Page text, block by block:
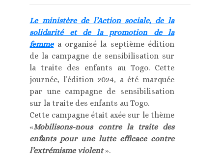
Le ministère de l’Action sociale, de la
solidarité et de la promotion de la
femmea organisé la septième édition
de la campagne de sensibilisation sur
la traite des enfants au Togo. Cette
journée, l’édition 2024, a été marquée
par une campagne de sensibilisation
sur la traite des enfants au Togo.
Cette campagne était axée sur le thème
«Mobilisons-nous contre la traite des
enfants pour une lutte efficace contre
l’extrémisme violent ».